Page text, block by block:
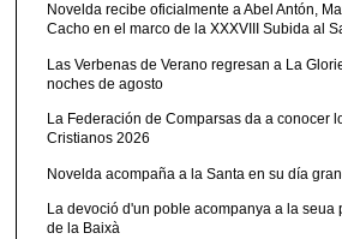
Novelda recibe oficialmente a Abel Antón,
Cacho en el marco de la XXXVIII Subida al
Las Verbenas de Verano regresan a La
noches de agosto
La Federación de Comparsas da a conocer
Cristianos 2026
Novelda acompaña a la Santa en su día
La devoció d'un poble acompanya a la seua
de la Baixà